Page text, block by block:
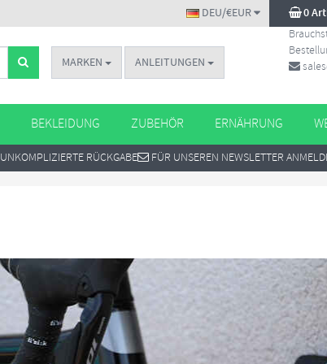
0
DEU/€EUR
MARKEN ANLEITUNGEN
BEKLEIDUNG ZUBEHÖR ERNÄHRUNG
UNKOMPLIZIERTE RÜCKGABE FÜR UNSEREN NEWSLETTER